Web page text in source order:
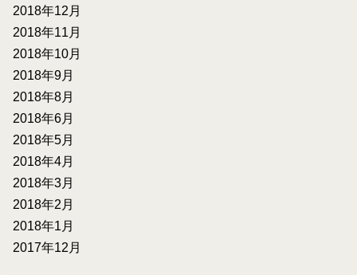
2018年12月
2018年11月
2018年10月
2018年9月
2018年8月
2018年6月
2018年5月
2018年4月
2018年3月
2018年2月
2018年1月
2017年12月